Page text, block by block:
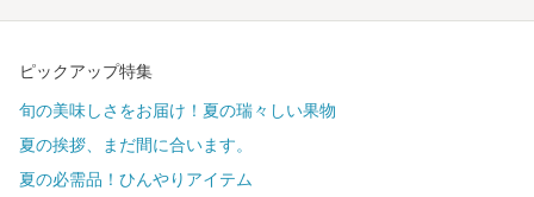
ピックアップ特集
旬の美味しさをお届け！夏の瑞々しい果物
夏の挨拶、まだ間に合います。
夏の必需品！ひんやりアイテム